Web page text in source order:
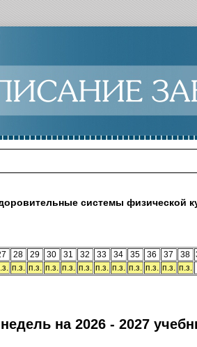
системы физической
28 29 30 31 32 33 34 35 36 37 38
п.з. п.з. п.з. п.з. п.з. п.з. п.з. п.з. п.з. п.з. п.з.
на 2026 - 2027